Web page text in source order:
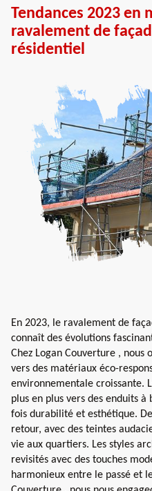
Tendances 2023 en
ravalement de
résidentiel
En 2023, le ravalement de
connaît des évolutions
Chez Logan Couverture , nous
vers des matériaux éco-
environnementale croissante.
plus en plus vers des enduits
fois durabilité et esthétique.
retour, avec des teintes
vie aux quartiers. Les styles
revisités avec des touches
harmonieux entre le passé et